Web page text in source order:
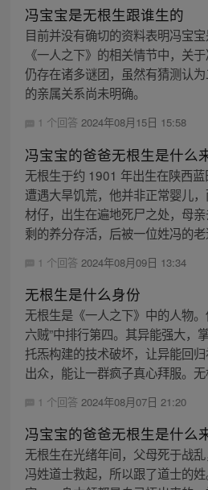
冯宝宝是无根生跟谁生的
目前并没有确切的资料表明冯宝
《一人之下》的相关情节中，关
仍存在诸多谜团，虽然有猜测认
的亲属关系尚未明确。
1 个回答 2024年08月15日 15:58
冯宝宝的爸爸无根生是什么
无根生于约 1901 年出生在陕西
遭遇大旱饥荒，他并非正常婴儿
材仔，出生在遍地死尸之处，母
剩的养分存活，后被一位姓冯的
1 个回答 2024年08月09日 13:34
无根生是什么身份
无根生是《一人之下》中的人物
六贼”中排行第四。其异能强大，
托炁构建的技术破坏，让异能回
出众，能让一群疯子真心拜服。
1 个回答 2024年08月07日 21:20
冯宝宝的爸爸无根生是什么
无根生在光绪年间，父母死于战
冯姓道士救起，所以跟了道士的